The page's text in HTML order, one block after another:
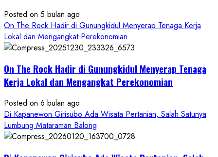
Posted on 5 bulan ago
On The Rock Hadir di Gunungkidul Menyerap Tenaga Kerja
Lokal dan Mengangkat Perekonomian
On The Rock Hadir di Gunungkidul Menyerap Tenaga
Kerja Lokal dan Mengangkat Perekonomian
Posted on 6 bulan ago
Di Kapanewon Girisubo Ada Wisata Pertanian, Salah Satunya
Lumbung Mataraman Balong